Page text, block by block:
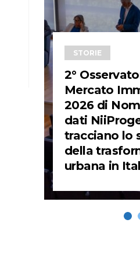
STORIE
2°
Mercato
2026 di
dati
tracciano lo
della
urbana in